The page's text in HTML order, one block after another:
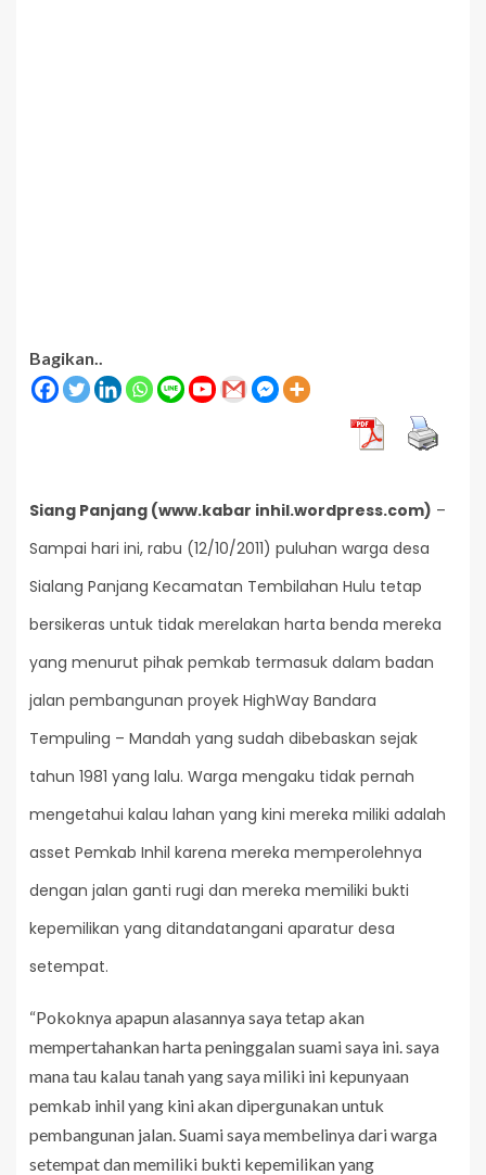
Bagikan..
Siang Panjang (www.kabar inhil.wordpress.com) –
Sampai hari ini, rabu (12/10/2011) puluhan warga desa
Sialang Panjang Kecamatan Tembilahan Hulu tetap
bersikeras untuk tidak merelakan harta benda mereka
yang menurut pihak pemkab termasuk dalam badan
jalan pembangunan proyek HighWay Bandara
Tempuling – Mandah yang sudah dibebaskan sejak
tahun 1981 yang lalu. Warga mengaku tidak pernah
mengetahui kalau lahan yang kini mereka miliki adalah
asset Pemkab Inhil karena mereka memperolehnya
dengan jalan ganti rugi dan mereka memiliki bukti
kepemilikan yang ditandatangani aparatur desa
setempat.
“Pokoknya apapun alasannya saya tetap akan
mempertahankan harta peninggalan suami saya ini. saya
mana tau kalau tanah yang saya miliki ini kepunyaan
pemkab inhil yang kini akan dipergunakan untuk
pembangunan jalan. Suami saya membelinya dari warga
setempat dan memiliki bukti kepemilikan yang